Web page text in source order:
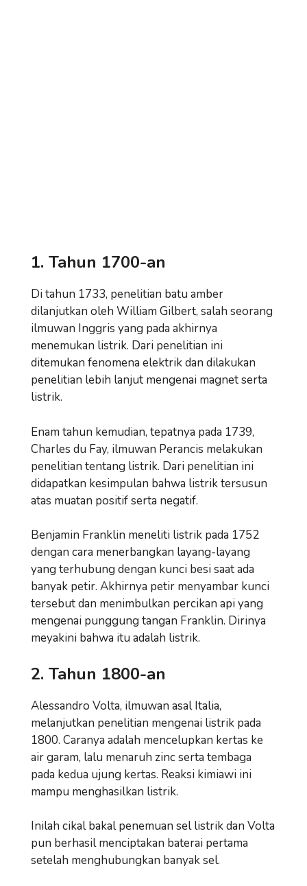
1. Tahun 1700-an
Di tahun 1733, penelitian batu amber
dilanjutkan oleh William Gilbert, salah seorang
ilmuwan Inggris yang pada akhirnya
menemukan listrik. Dari penelitian ini
ditemukan fenomena elektrik dan dilakukan
penelitian lebih lanjut mengenai magnet serta
listrik.
Enam tahun kemudian, tepatnya pada 1739,
Charles du Fay, ilmuwan Perancis melakukan
penelitian tentang listrik. Dari penelitian ini
didapatkan kesimpulan bahwa listrik tersusun
atas muatan positif serta negatif.
Benjamin Franklin meneliti listrik pada 1752
dengan cara menerbangkan layang-layang
yang terhubung dengan kunci besi saat ada
banyak petir. Akhirnya petir menyambar kunci
tersebut dan menimbulkan percikan api yang
mengenai punggung tangan Franklin. Dirinya
meyakini bahwa itu adalah listrik.
2. Tahun 1800-an
Alessandro Volta, ilmuwan asal Italia,
melanjutkan penelitian mengenai listrik pada
1800. Caranya adalah mencelupkan kertas ke
air garam, lalu menaruh zinc serta tembaga
pada kedua ujung kertas. Reaksi kimiawi ini
mampu menghasilkan listrik.
Inilah cikal bakal penemuan sel listrik dan Volta
pun berhasil menciptakan baterai pertama
setelah menghubungkan banyak sel.